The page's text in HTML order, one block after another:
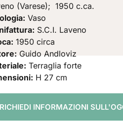
(Varese); 1950 c.ca.
Vaso
S.C.I. Laveno
1950 circa
Guido Andloviz
Terraglia forte
H 27 cm
RICHIEDI INFORMAZIONI